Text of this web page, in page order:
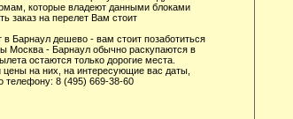
которые владеют данными блоками
заказ на перелет Вам стоит
в Барнаул дешево - вам стоит позаботиться
Москва - Барнаул обычно раскупаются в
остаются только дорогие места.
на них, на интересующие вас даты,
телефону: 8 (495) 669-38-60